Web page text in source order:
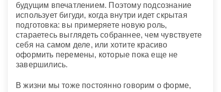
будущим впечатлением. Поэтому подсознание
использует бигуди, когда внутри идет скрытая
подготовка: вы примеряете новую роль,
стараетесь выглядеть собраннее, чем чувствуете
себя на самом деле, или хотите красиво
оформить перемены, которые пока еще не
завершились.
В жизни мы тоже постоянно говорим о форме,